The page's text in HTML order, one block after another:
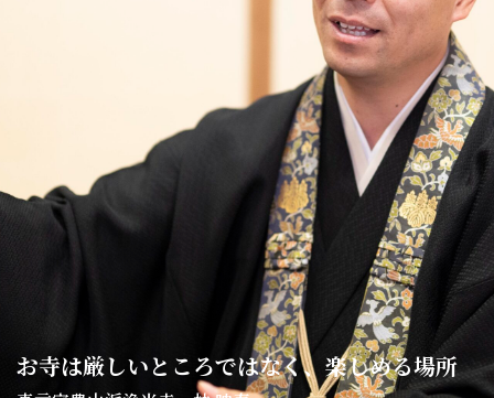
自分で伝える『自灯明』
お寺は厳しいところではなく、楽しめる場所
大きな世界から、小さな地元を変えていく
修行で本来の自分を見つける
生活に密着した法話
人との出会いで気づいたこと
阿弥陀さまが人々を照らす場所
箕田の魅力をみんなとともに伝えていく
開かれたお寺を、若い力で。
大切なことを伝えるための柔軟さ
お寺は心を形で表す場所
自分が選んだ道
当たり前のことをただ粛々と続ける
〜大荒行を２度成満した住職のこれから〜
人との対話で、心を豊かにする
まずは関係性を深めていく「対話するお寺」
時代に合わせれば信仰心は伝わる
お寺には地域をつなぐ役割がある
人生を楽しんでもらいたい
〜明るい気持ちになるお寺〜
園児に向き合い、保育園再建を実現
〜保育園経営者として活躍する僧侶とは〜
会って話を聞くことを続けていく
縁のある方に、想いを伝える。
お寺は人を明るくしてくれる
敷居が高いイメージを、具体的なアクション
で変えていく
安心して慈眼院に来てもらうために
みんなが健康で幸せになれるお寺作り
人と寄り添うとは
あたたかさを感じるお寺
お寺は人に喜んでもらう場所